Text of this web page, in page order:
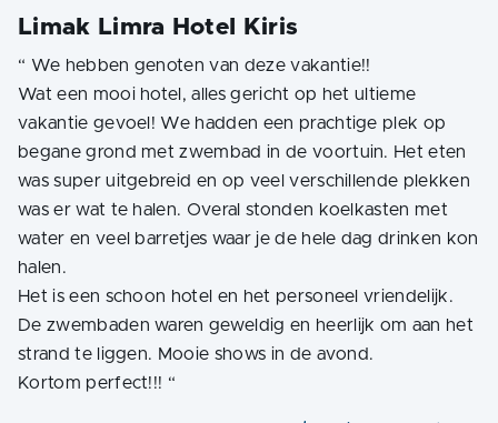
Limak Limra Hotel Kiris
“ We hebben genoten van deze vakantie!!
Wat een mooi hotel, alles gericht op het ultieme
vakantie gevoel! We hadden een prachtige plek op
begane grond met zwembad in de voortuin. Het eten
was super uitgebreid en op veel verschillende plekken
was er wat te halen. Overal stonden koelkasten met
water en veel barretjes waar je de hele dag drinken kon
halen.
Het is een schoon hotel en het personeel vriendelijk.
De zwembaden waren geweldig en heerlijk om aan het
strand te liggen. Mooie shows in de avond.
Kortom perfect!!! “